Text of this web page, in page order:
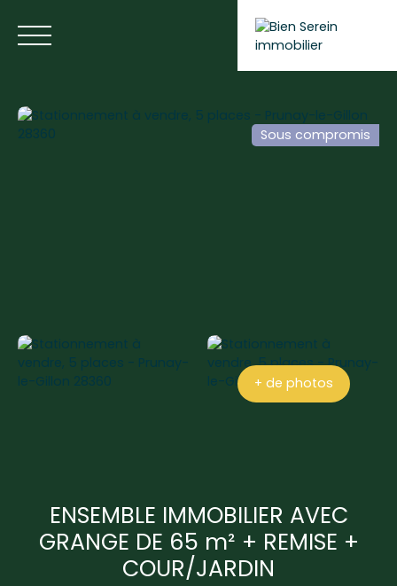
Sous compromis
+ de photos
ENSEMBLE IMMOBILIER AVEC
GRANGE DE 65 m² + REMISE +
COUR/JARDIN